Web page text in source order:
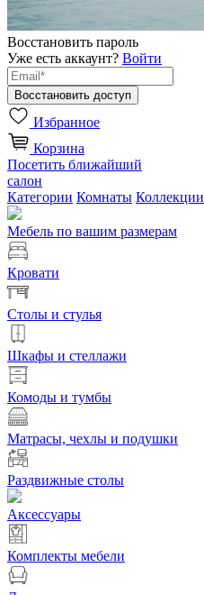
Восстановить пароль
Уже есть аккаунт? Войти
Избранное
Корзина
Посетить ближайший
салон
Категории Комнаты Коллекции
Мебель по вашим размерам
Кровати
Столы и стулья
Шкафы и стеллажи
Комоды и тумбы
Матрасы, чехлы и подушки
Раздвижные столы
Аксессуары
Комплекты мебели